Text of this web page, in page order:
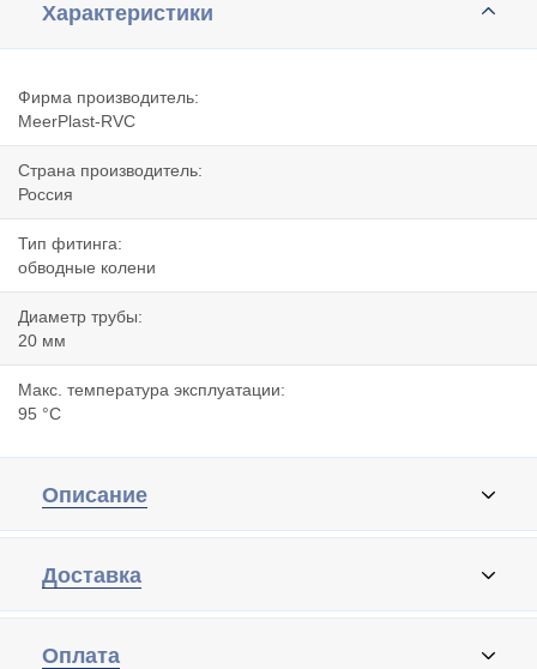
Характеристики
Фирма производитель:
MeerPlast-RVC
Страна производитель:
Россия
Тип фитинга:
обводные колени
Диаметр трубы:
20 мм
Макс. температура эксплуатации:
95 °C
Описание
Доставка
Оплата